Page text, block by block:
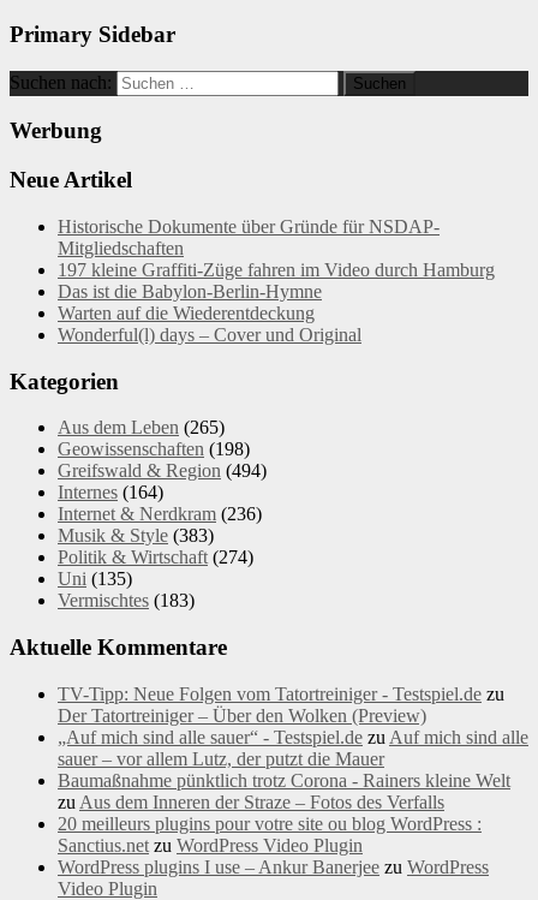
Primary Sidebar
Suchen nach:
Werbung
Neue Artikel
Historische Dokumente über Gründe für NSDAP-
Mitgliedschaften
197 kleine Graffiti-Züge fahren im Video durch Hamburg
Das ist die Babylon-Berlin-Hymne
Warten auf die Wiederentdeckung
Wonderful(l) days – Cover und Original
Kategorien
Aus dem Leben (265)
Geowissenschaften (198)
Greifswald & Region (494)
Internes (164)
Internet & Nerdkram (236)
Musik & Style (383)
Politik & Wirtschaft (274)
Uni (135)
Vermischtes (183)
Aktuelle Kommentare
TV-Tipp: Neue Folgen vom Tatortreiniger - Testspiel.de zu
Der Tatortreiniger – Über den Wolken (Preview)
„Auf mich sind alle sauer“ - Testspiel.de zu Auf mich sind alle
sauer – vor allem Lutz, der putzt die Mauer
Baumaßnahme pünktlich trotz Corona - Rainers kleine Welt
zu Aus dem Inneren der Straze – Fotos des Verfalls
20 meilleurs plugins pour votre site ou blog WordPress :
Sanctius.net zu WordPress Video Plugin
WordPress plugins I use – Ankur Banerjee zu WordPress
Video Plugin